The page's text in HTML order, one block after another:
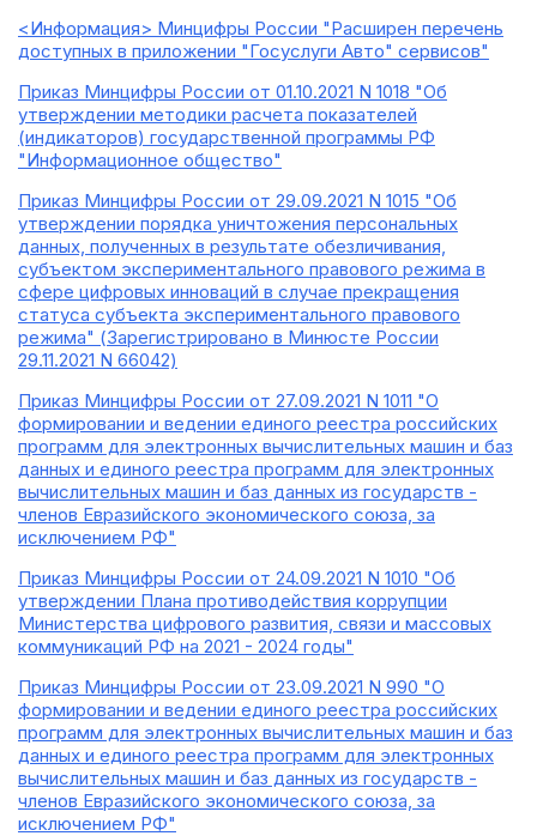
<Информация> Минцифры России "Расширен перечень
доступных в приложении "Госуслуги Авто" сервисов"
Приказ Минцифры России от 01.10.2021 N 1018 "Об
утверждении методики расчета показателей
(индикаторов) государственной программы РФ
"Информационное общество"
Приказ Минцифры России от 29.09.2021 N 1015 "Об
утверждении порядка уничтожения персональных
данных, полученных в результате обезличивания,
субъектом экспериментального правового режима в
сфере цифровых инноваций в случае прекращения
статуса субъекта экспериментального правового
режима" (Зарегистрировано в Минюсте России
29.11.2021 N 66042)
Приказ Минцифры России от 27.09.2021 N 1011 "О
формировании и ведении единого реестра российских
программ для электронных вычислительных машин и баз
данных и единого реестра программ для электронных
вычислительных машин и баз данных из государств -
членов Евразийского экономического союза, за
исключением РФ"
Приказ Минцифры России от 24.09.2021 N 1010 "Об
утверждении Плана противодействия коррупции
Министерства цифрового развития, связи и массовых
коммуникаций РФ на 2021 - 2024 годы"
Приказ Минцифры России от 23.09.2021 N 990 "О
формировании и ведении единого реестра российских
программ для электронных вычислительных машин и баз
данных и единого реестра программ для электронных
вычислительных машин и баз данных из государств -
членов Евразийского экономического союза, за
исключением РФ"